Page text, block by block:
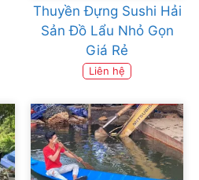
Thuyền Đựng Sushi Hải
Sản Đồ Lẩu Nhỏ Gọn
Giá Rẻ
Liên hệ